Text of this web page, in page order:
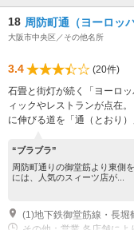
18 周防町通（ヨーロッ
大阪市中央区／その他名所
3.4
(20件)
石畳と街灯が続く「ヨーロ
ィックやレストランが点在
に伸びる道を「通（とおり）
“ブラブラ”
周防町通りの御堂筋より東側
には、人気のスィーツ店が...
(1)地下鉄御堂筋線・長堀